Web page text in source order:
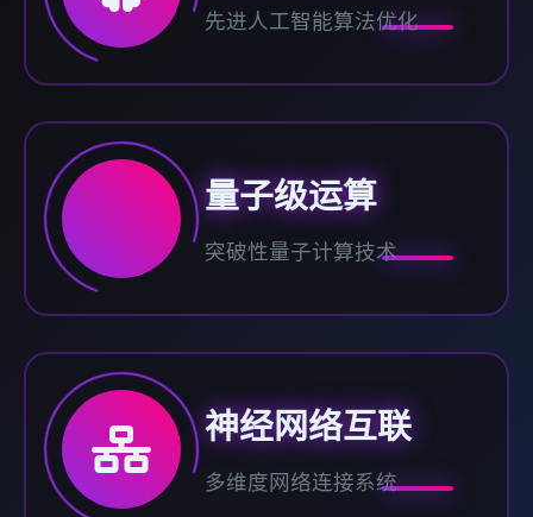
先进人工智能算法优化
量子级运算
突破性量子计算技术
神经网络互联
多维度网络连接系统